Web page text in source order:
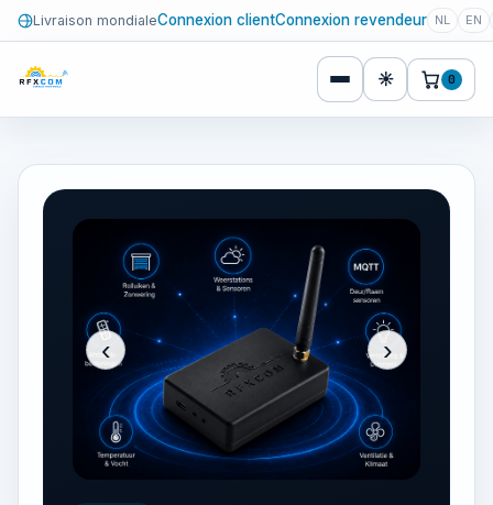
Livraison mondialeConnexion clientConnexion revendeur NL EN
☀ 0
‹ ›